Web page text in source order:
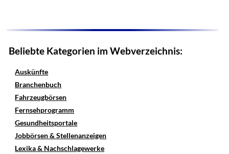
Beliebte Kategorien im Webverzeichnis:
Auskünfte
Branchenbuch
Fahrzeugbörsen
Fernsehprogramm
Gesundheitsportale
Jobbörsen & Stellenanzeigen
Lexika & Nachschlagewerke